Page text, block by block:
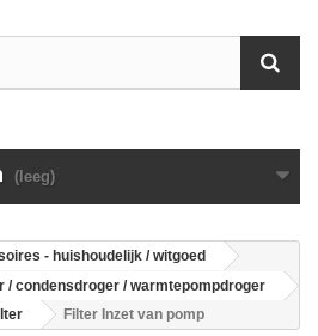
(leeg)
- huishoudelijk / witgoed
/ condensdroger / warmtepompdroger
Filter Inzet van pomp